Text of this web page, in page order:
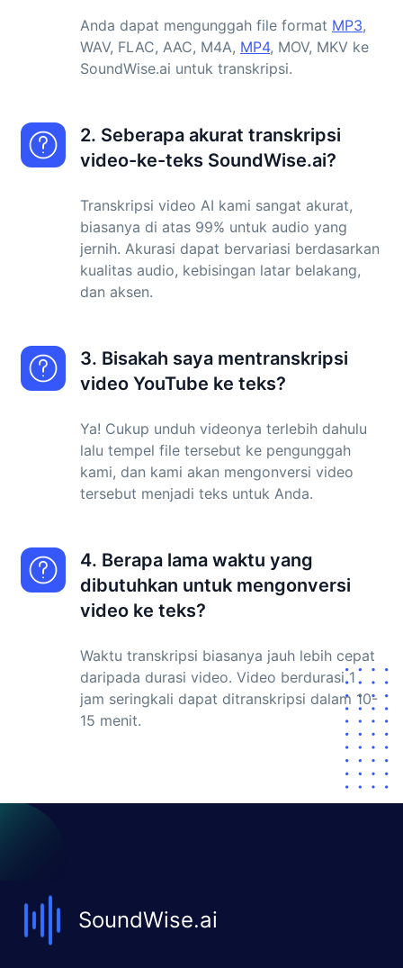
Anda dapat mengunggah file format MP3,
WAV, FLAC, AAC, M4A, MP4, MOV, MKV ke
SoundWise.ai untuk transkripsi.
2. Seberapa akurat transkripsi
video-ke-teks SoundWise.ai?
Transkripsi video AI kami sangat akurat,
biasanya di atas 99% untuk audio yang
jernih. Akurasi dapat bervariasi berdasarkan
kualitas audio, kebisingan latar belakang,
dan aksen.
3. Bisakah saya mentranskripsi
video YouTube ke teks?
Ya! Cukup unduh videonya terlebih dahulu
lalu tempel file tersebut ke pengunggah
kami, dan kami akan mengonversi video
tersebut menjadi teks untuk Anda.
4. Berapa lama waktu yang
dibutuhkan untuk mengonversi
video ke teks?
Waktu transkripsi biasanya jauh lebih cepat
daripada durasi video. Video berdurasi 1
jam seringkali dapat ditranskripsi dalam 10-
15 menit.
SoundWise.ai